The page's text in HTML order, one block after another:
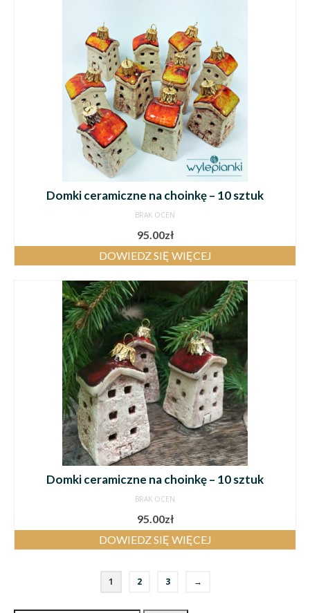
Domki ceramiczne na choinkę – 10 sztuk
BRAK OCEN
95.00zł
DOWIEDZ SIĘ WIĘCEJ
Domki ceramiczne na choinkę – 10 sztuk
BRAK OCEN
95.00zł
DOWIEDZ SIĘ WIĘCEJ
1 2 3 →